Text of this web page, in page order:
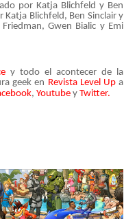
por Katja Blichfeld y Ben
Blichfeld, Ben Sinclair y
Gwen Bialic y Emi
y todo el acontecer de la
geek en Revista Level Upa
, Youtube y Twitter.